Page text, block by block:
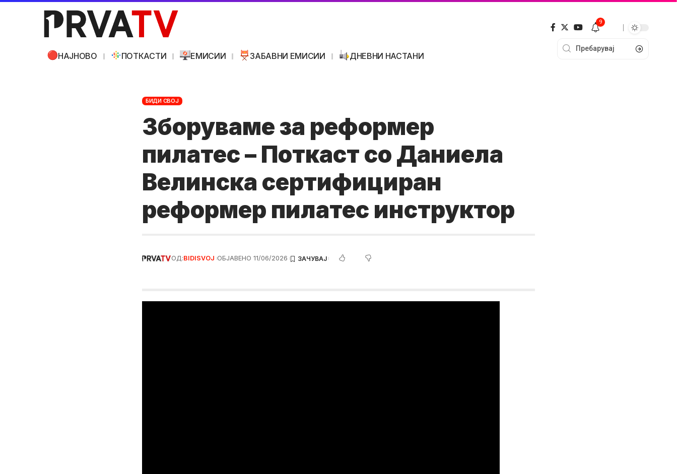
НАЈНОВО ПОТКАСТИ ЕМИСИИ ЗАБАВНИ ЕМИСИИ ДНЕВНИ НАСТАНИ
9
БИДИ СВОЈ
Зборуваме за реформер
пилатес – Поткаст со Даниела
Велинска сертифициран
реформер пилатес инструктор
ОД:BIDISVOJ ОБЈАВЕНО 11/06/2026